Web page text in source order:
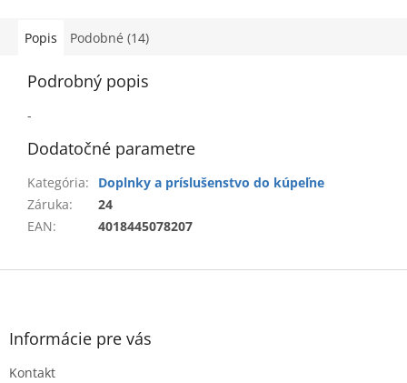
Popis Podobné (14)
Podrobný popis
-
Dodatočné parametre
Kategória:
Doplnky a príslušenstvo do kúpeľne
Záruka:
24
EAN: 4018445078207
Z
Informácie pre vás
Kontakt